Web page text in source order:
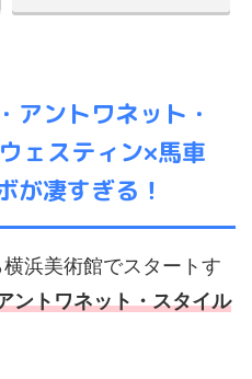
アントワネット・
ェスティン×馬車
が凄すぎる！
浜美術館でスタートす
ントワネット・スタイル